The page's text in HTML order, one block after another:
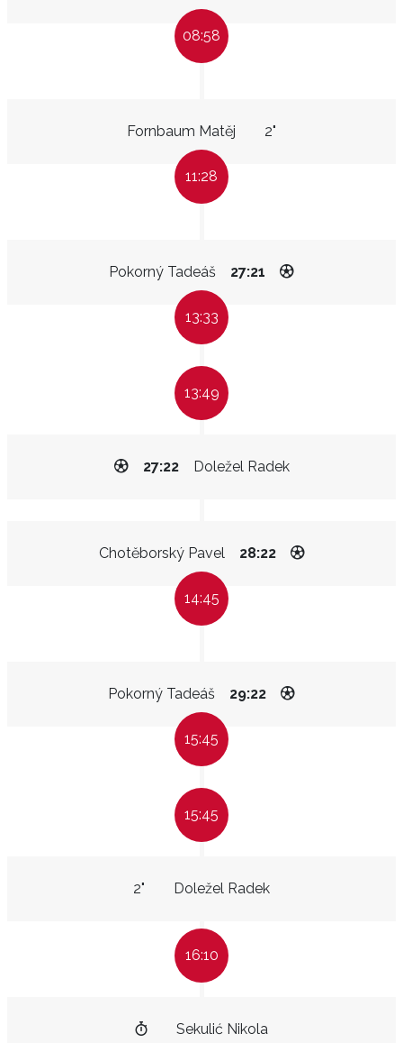
08:58
Fornbaum Matěj 2"
11:28
Pokorný Tadeáš 27:21
13:33
13:49
Doležel Radek
27:22
Chotěborský Pavel 28:22
14:45
Pokorný Tadeáš 29:22
15:45
15:45
Doležel Radek
2"
16:10
Sekulić Nikola